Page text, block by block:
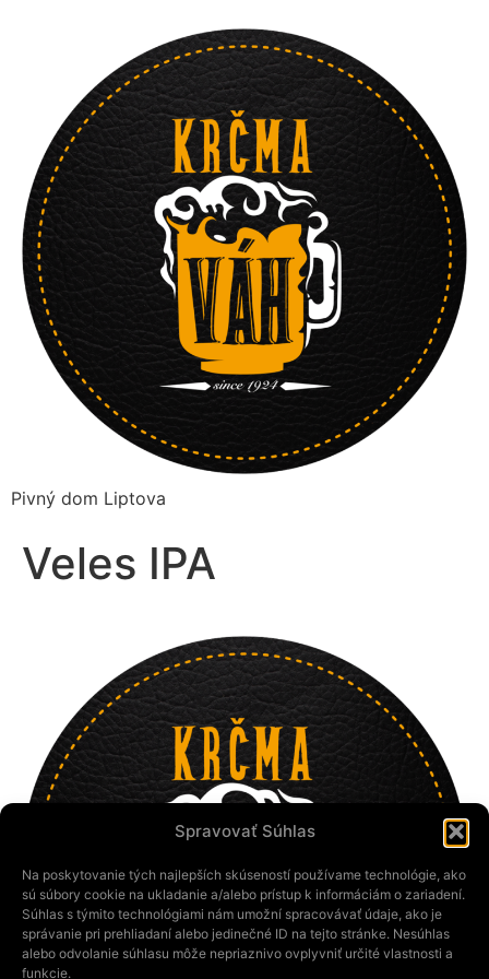
Spravovať Súhlas
Na poskytovanie tých najlepších skúseností používame technológie, ako
sú súbory cookie na ukladanie a/alebo prístup k informáciám o zariadení.
Súhlas s týmito technológiami nám umožní spracovávať údaje, ako je
správanie pri prehliadaní alebo jedinečné ID na tejto stránke. Nesúhlas
alebo odvolanie súhlasu môže nepriaznivo ovplyvniť určité vlastnosti a
funkcie.
Pivný dom Liptova
Veles IPA